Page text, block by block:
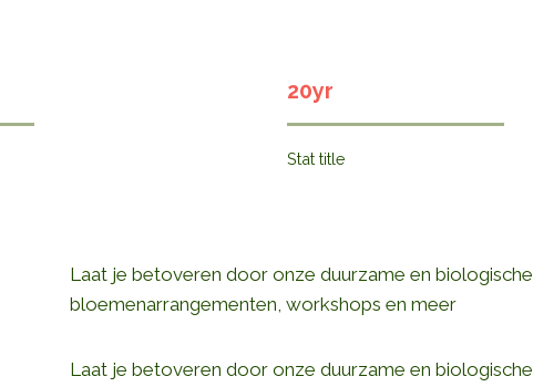
20yr
Stat title
Laat je betoveren door onze duurzame en biologische
bloemenarrangementen, workshops en meer
Laat je betoveren door onze duurzame en biologische